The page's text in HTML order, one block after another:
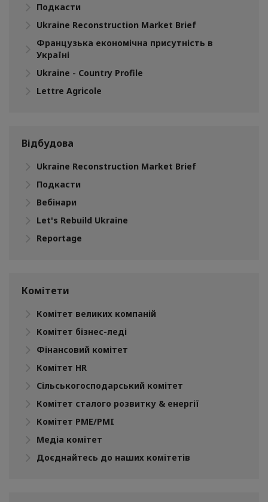
Подкасти
Ukraine Reconstruction Market Brief
Французька економічна присутність в
Україні
Ukraine - Country Profile
Lettre Agricole
Відбудова
Ukraine Reconstruction Market Brief
Подкасти
Вебінари
Let's Rebuild Ukraine
Reportage
Комітети
Комітет великих компаній
Комітет бізнес-леді
Фінансовий комітет
Комітет HR
Сільськогосподарський комітет
Комітет сталого розвитку & енергії
Комітет PME/PMI
Медіа комітет
Доєднайтесь до наших комітетів